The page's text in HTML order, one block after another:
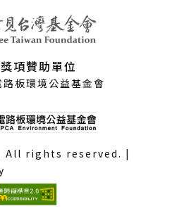
項贊助單位
板環境公益基金會
All rights reserved. |
(外
部